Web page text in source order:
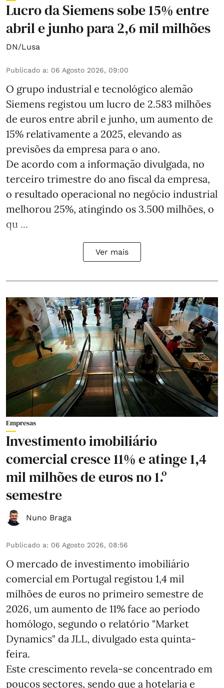
Lucro da Siemens sobe 15% entre
abril e junho para 2,6 mil milhões
DN/Lusa
Publicado a: 06 Agosto 2026, 09:00
O grupo industrial e tecnológico alemão
Siemens registou um lucro de 2.583 milhões
de euros entre abril e junho, um aumento de
15% relativamente a 2025, elevando as
previsões da empresa para o ano.
De acordo com a informação divulgada, no
terceiro trimestre do ano fiscal da empresa,
o resultado operacional no negócio industrial
melhorou 25%, atingindo os 3.500 milhões, o
qu ...
Ver mais
Empresas
Investimento imobiliário
comercial cresce 11% e atinge 1,4
mil milhões de euros no 1.º
semestre
Nuno Braga
Publicado a: 06 Agosto 2026, 08:56
O mercado de investimento imobiliário
comercial em Portugal registou 1,4 mil
milhões de euros no primeiro semestre de
2026, um aumento de 11% face ao período
homólogo, segundo o relatório "Market
Dynamics" da JLL, divulgado esta quinta-
feira.
Este crescimento revela-se concentrado em
poucos sectores, sendo que a hotelaria e